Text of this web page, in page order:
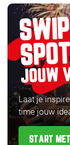
JOUW
Laat je
time jouw
START